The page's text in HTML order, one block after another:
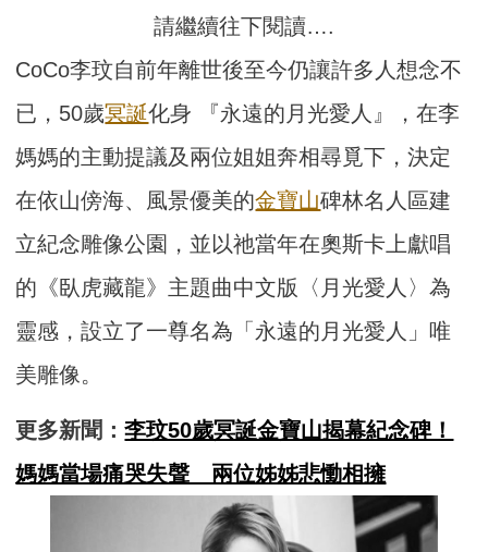
請繼續往下閱讀….
CoCo李玟自前年離世後至今仍讓許多人想念不
已，50歲冥誕化身 『永遠的月光愛人』，在李
媽媽的主動提議及兩位姐姐奔相尋覓下，決定
在依山傍海、風景優美的金寶山碑林名人區建
立紀念雕像公園，並以祂當年在奧斯卡上獻唱
的《臥虎藏龍》主題曲中文版〈月光愛人〉為
靈感，設立了一尊名為「永遠的月光愛人」唯
美雕像。
更多新聞：李玟50歲冥誕金寶山揭幕紀念碑！
媽媽當場痛哭失聲 兩位姊姊悲慟相擁